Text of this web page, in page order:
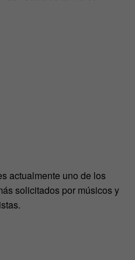
actualmente uno de los
solicitados por músicos y